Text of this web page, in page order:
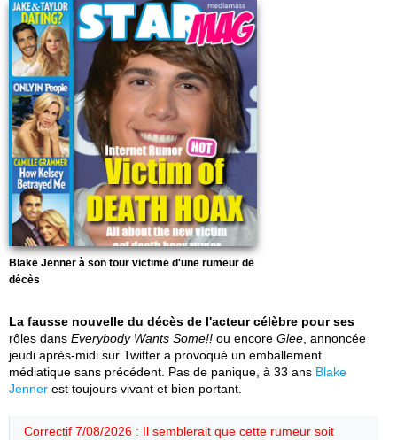
Blake Jenner à son tour victime d'une rumeur de
décès
La fausse nouvelle du décès de l'acteur célèbre pour ses
rôles dans Everybody Wants Some!! ou encore Glee , annoncée
jeudi après-midi sur Twitter a provoqué un emballement
médiatique sans précédent. Pas de panique, à 33 ans Blake
Jenner est toujours vivant et bien portant.
Correctif 7/08/2026 : Il semblerait que cette rumeur soit